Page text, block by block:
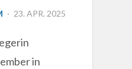
POSTED
23. APR. 2025
in